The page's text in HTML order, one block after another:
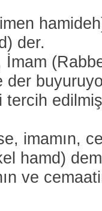
der.
İmam
tercih
imamın,
hamd)
ve